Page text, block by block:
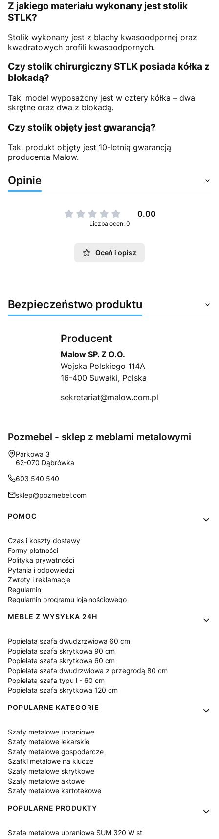
Z jakiego materiału wykonany jest stolik
STLK?
Stolik wykonany jest z blachy kwasoodpornej oraz
kwadratowych profili kwasoodpornych.
Czy stolik chirurgiczny STLK posiada kółka z
blokadą?
Tak, model wyposażony jest w cztery kółka – dwa
skrętne oraz dwa z blokadą.
Czy stolik objęty jest gwarancją?
Tak, produkt objęty jest 10-letnią gwarancją
producenta Malow.
Opinie
0.00
Liczba ocen: 0
Oceń i opisz
Bezpieczeństwo produktu
Producent
Malow SP. Z O.O.
Wojska Polskiego 114A
16-400 Suwałki, Polska
sekretariat@malow.com.pl
Pozmebel - sklep z meblami metalowymi
Adres:
Parkowa 3
62-070 Dąbrówka
603 540 540
sklep@pozmebel.com
Linki w stopce
POMOC
Czas i koszty dostawy
Formy płatności
Polityka prywatności
Pytania i odpowiedzi
Zwroty i reklamacje
Regulamin
Regulamin programu lojalnościowego
MEBLE Z WYSYŁKA 24H
Popielata szafa dwudzrzwiowa 60 cm
Popielata szafa skrytkowa 90 cm
Popielata szafa skrytkowa 60 cm
Popielata szafa dwudrzwiowa z przegrodą 80 cm
Popielata szafa typu l - 60 cm
Popielata szafa skrytkowa 120 cm
POPULARNE KATEGORIE
Szafy metalowe ubraniowe
Szafy metalowe lekarskie
Szafy metalowe gospodarcze
Szafki metalowe na klucze
Szafy metalowe skrytkowe
Szafy metalowe aktowe
Szafy metalowe kartotekowe
POPULARNE PRODUKTY
Szafa metalowa ubraniowa SUM 320 W st